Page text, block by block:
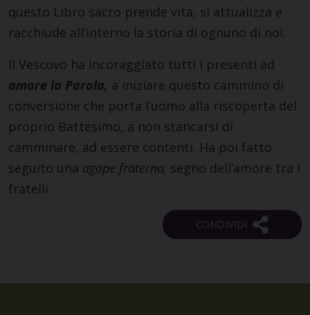
questo Libro sacro prende vita, si attualizza e
racchiude all’interno la storia di ognuno di noi.
Il Vescovo ha incoraggiato tutti i presenti ad
amare la Parola, a iniziare questo cammino di
conversione che porta l’uomo alla riscoperta del
proprio Battesimo, a non stancarsi di
camminare, ad essere contenti. Ha poi fatto
seguito una agape fraterna, segno dell’amore tra i
fratelli.